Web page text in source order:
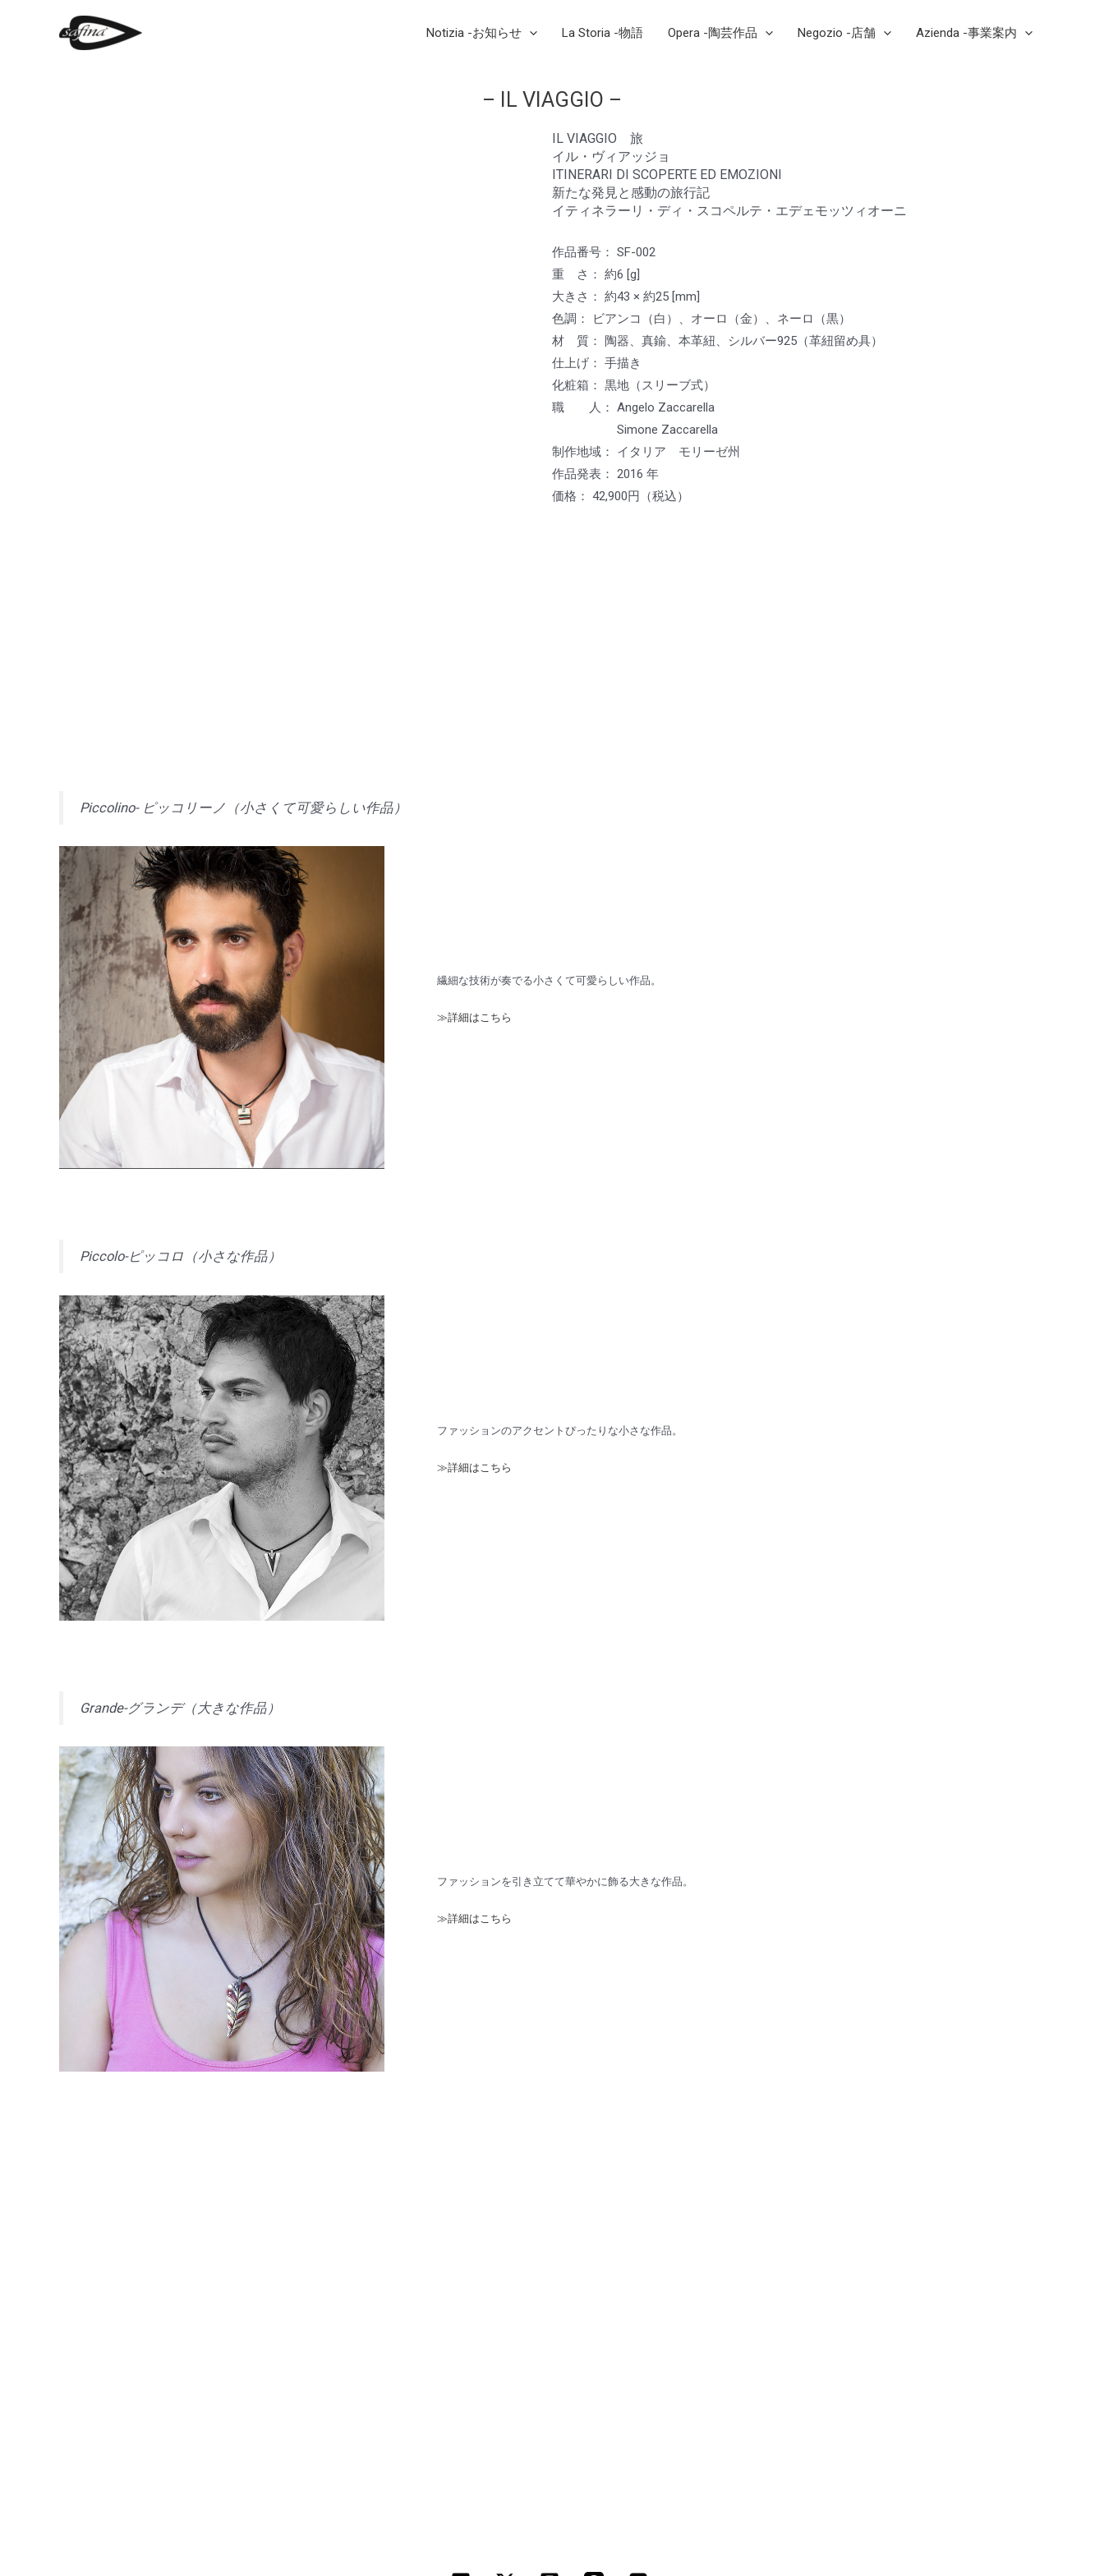
Notizia -お知らせ La Storia -物語 Opera -陶芸作品 Negozio -店舗 Azienda -事業案内
– IL VIAGGIO –
IL VIAGGIO 旅
イル・ヴィアッジョ
ITINERARI DI SCOPERTE ED EMOZIONI
新たな発見と感動の旅行記
イティネラーリ・ディ・スコペルテ・エデェモッツィオーニ
作品番号： SF-002
重 さ： 約6 [g]
大きさ： 約43 × 約25 [mm]
色調： ビアンコ（白）、オーロ（金）、ネーロ（黒）
材 質： 陶器、真鍮、本革紐、シルバー925（革紐留め具）
仕上げ： 手描き
化粧箱： 黒地（スリーブ式）
職 人： Angelo Zaccarella
Simone Zaccarella
制作地域： イタリア モリーゼ州
作品発表： 2016 年
価格： 42,900円（税込）
Piccolino- ピッコリーノ（小さくて可愛らしい作品）
繊細な技術が奏でる小さくて可愛らしい作品。
≫詳細はこちら
Piccolo-ピッコロ（小さな作品）
ファッションのアクセントぴったりな小さな作品。
≫詳細はこちら
Grande-グランデ（大きな作品）
ファッションを引き立てて華やかに飾る大きな作品。
≫詳細はこちら